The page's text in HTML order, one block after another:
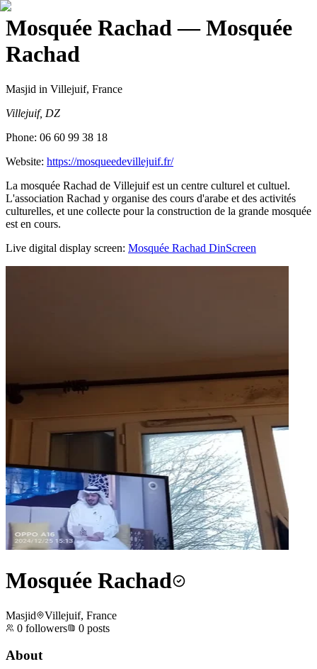
Mosquée Rachad— Mosquée
Rachad
Masjid in Villejuif, France
Villejuif, DZ
Phone: 06 60 99 38 18
Website: https://mosqueedevillejuif.fr/
La mosquée Rachad de Villejuif est un centre culturel et cultuel.
L'association Rachad y organise des cours d'arabe et des activités
culturelles, et une collecte pour la construction de la grande mosquée
est en cours.
Live digital display screen: Mosquée Rachad DinScreen
Mosquée Rachad
Masjid
Villejuif, France
0 followers 0 posts
About